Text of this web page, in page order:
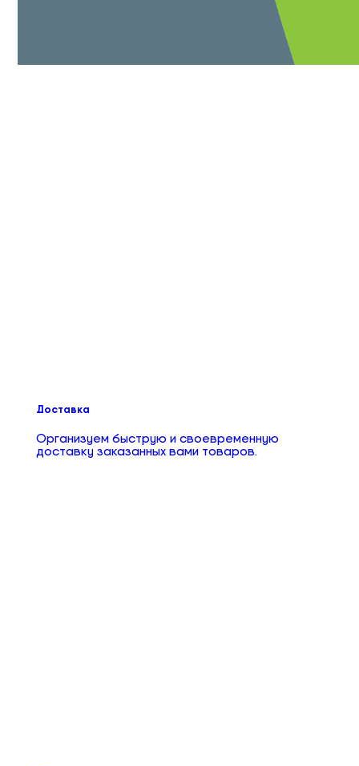
Доставка
Организуем быструю и своевременную
доставку заказанных вами товаров.